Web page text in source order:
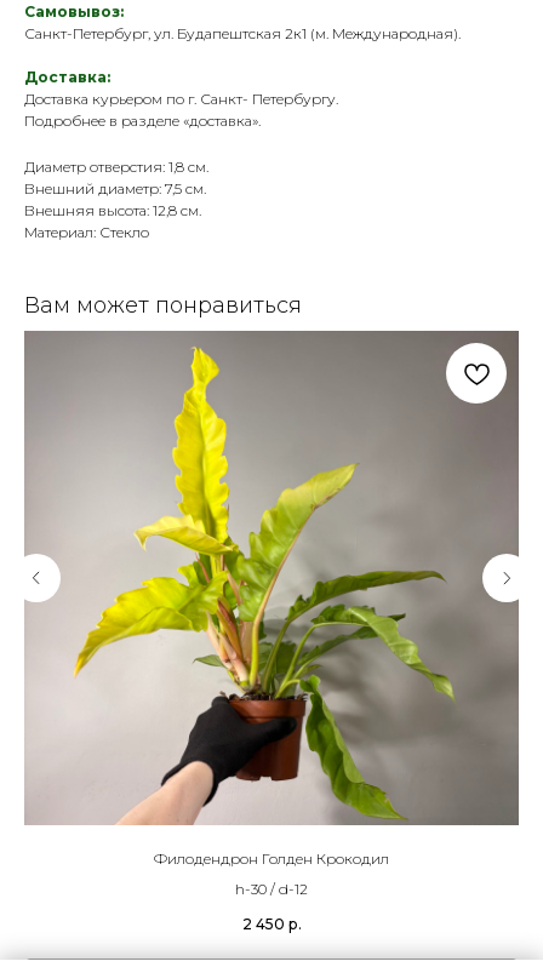
Самовывоз:
Санкт-Петербург, ул. Будапештская 2к1 (м. Международная).
Доставка:
Доставка курьером по г. Санкт- Петербургу.
Подробнее в разделе «доставка».
Диаметр отверстия: 1,8 см.
Внешний диаметр: 7,5 см.
Внешняя высота: 12,8 см.
Материал: Стекло
Вам может понравиться
Филодендрон Голден Крокодил
h-30 / d-12
2 450 р.